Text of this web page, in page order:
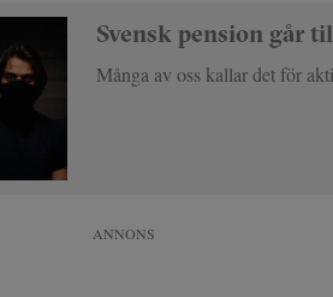
Svensk pension går
Många av oss kallar det för
ANNONS